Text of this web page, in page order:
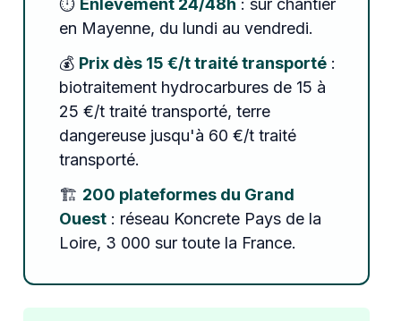
en Mayenne, du lundi au vendredi.
💰 Prix dès 15 €/t traité transporté:
biotraitement hydrocarbures de 15 à
25 €/t traité transporté, terre
dangereuse jusqu'à 60 €/t traité
transporté.
🏗️ 200 plateformes du Grand
Ouest: réseau Koncrete Pays de la
Loire, 3 000 sur toute la France.